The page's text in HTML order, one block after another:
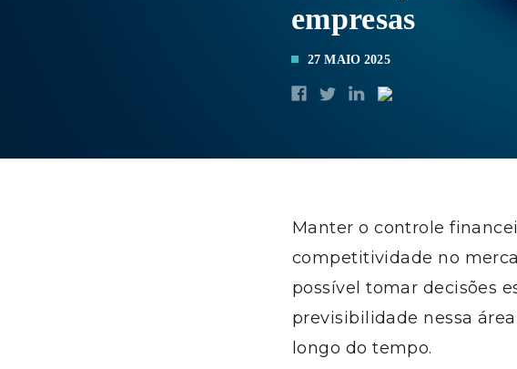
empresas
27 MAIO 2025
Manter o controle
competitividade no
possível tomar decisões
previsibilidade nessa
longo do tempo.